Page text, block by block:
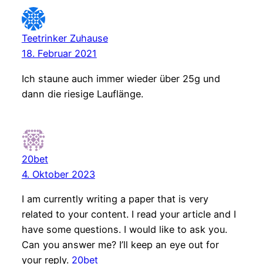
Teetrinker Zuhause
18. Februar 2021
Ich staune auch immer wieder über 25g und
dann die riesige Lauflänge.
20bet
4. Oktober 2023
I am currently writing a paper that is very
related to your content. I read your article and I
have some questions. I would like to ask you.
Can you answer me? I’ll keep an eye out for
your reply. 20bet